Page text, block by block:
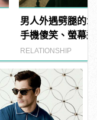
男人外遇劈腿的
手機傻笑、螢幕
RELATIONSHIP